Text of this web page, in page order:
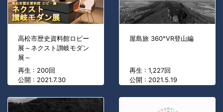
高松市歴史資料館ロビー
展～ネクスト讃岐モダン
展～
再生 : 200回
公開 : 2021.7.30
屋島旅 360°VR登山編
再生 : 1,227回
公開 : 2021.5.19